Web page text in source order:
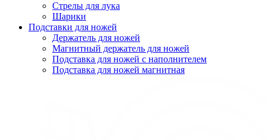
Стрелы для лука
Шарики
Подставки для ножей
Держатель для ножей
Магнитный держатель для ножей
Подставка для ножей с наполнителем
Подставка для ножей магнитная